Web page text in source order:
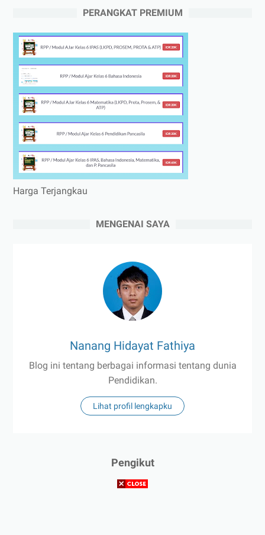
PERANGKAT PREMIUM
Harga Terjangkau
MENGENAI SAYA
Nanang Hidayat Fathiya
Blog ini tentang berbagai informasi tentang dunia
Pendidikan.
Lihat profil lengkapku
Pengikut